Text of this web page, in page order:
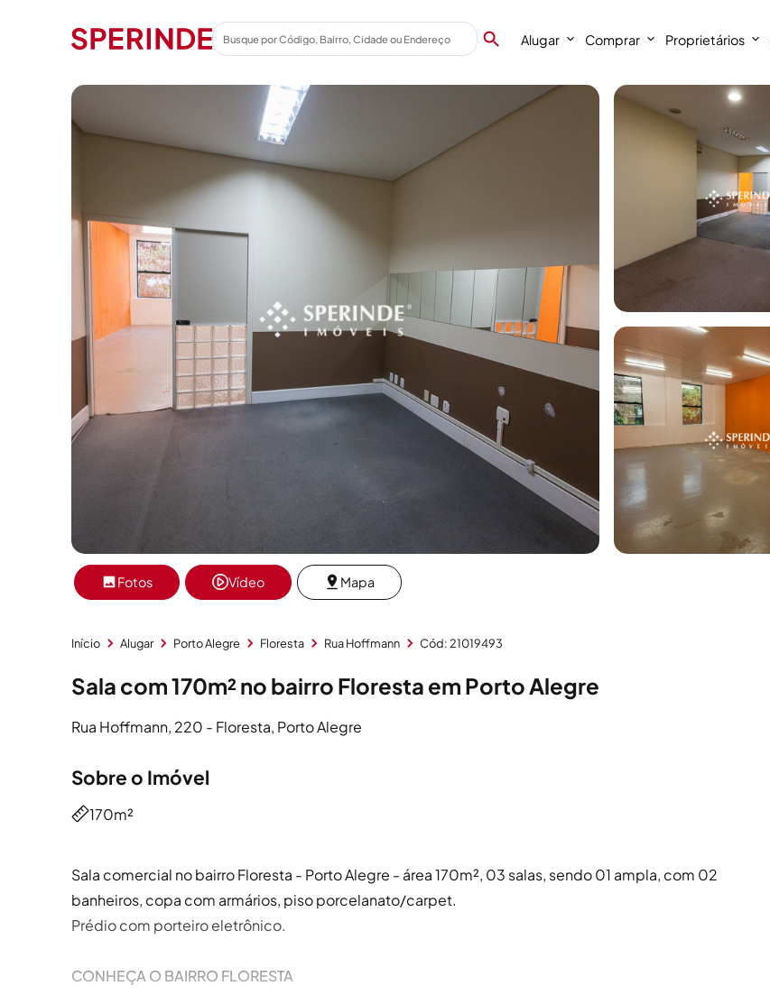
Alugar Comprar Proprietários
Fotos Vídeo Mapa
Início Alugar Porto Alegre Floresta Rua Hoffmann Cód: 21019493
Sala com 170m² no bairro Floresta em Porto Alegre
Rua Hoffmann, 220 - Floresta, Porto Alegre
Sobre o Imóvel
170m²
Sala comercial no bairro Floresta - Porto Alegre - área 170m², 03 salas, sendo 01 ampla, com 02
banheiros, copa com armários, piso porcelanato/carpet.
Prédio com porteiro eletrônico.
CONHEÇA O BAIRRO FLORESTA